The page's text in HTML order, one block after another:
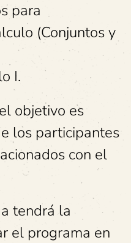
para
(Conjuntos y
I.
objetivo es
los participantes
con el
tendrá la
el programa en